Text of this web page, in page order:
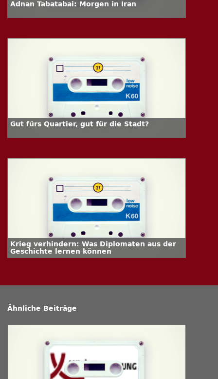
Adnan Tabatabai: Morgen in Iran
Gut fürs Quartier, gut für die Stadt?
Krieg verhindern: Was Diplomaten aus der
Geschichte lernen können
Ähnliche Beiträge